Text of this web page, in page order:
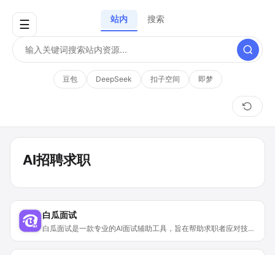
☰ 站内 搜索
豆包 DeepSeek 扣子空间 即梦
AI招聘求职
白瓜面试
白瓜面试是一款专业的AI面试辅助工具，旨在帮助求职者应对技术面试中的各种挑战。产品背景是为满足当下在线面试和技术岗位面试需求而设计。其优点众多，拥有智能回答、手撕代码辅助等多种功能，可减少面试紧张和失误，还能确保使用安全不被检测。在价格上，提供免费试用，注册即赠送30元（300点）面试点数。产品定位精准，专注于为求职者提供高效、安全的面试辅助，适用于多种面试和笔试场景。